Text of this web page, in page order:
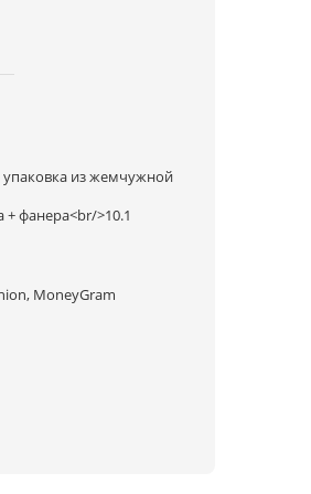
упаковка из жемчужной
фанера<br/>10.1
MoneyGram